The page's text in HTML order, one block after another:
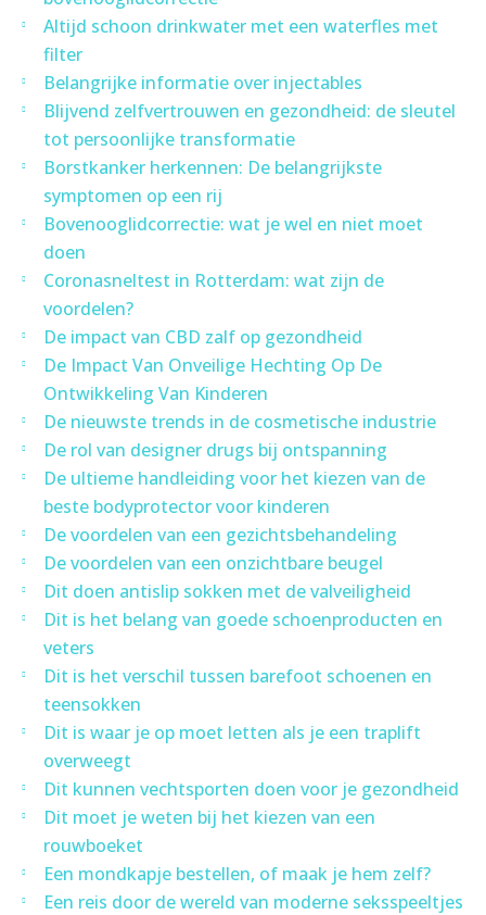
Altijd schoon drinkwater met een waterfles met
filter
Belangrijke informatie over injectables
Blijvend zelfvertrouwen en gezondheid: de sleutel
tot persoonlijke transformatie
Borstkanker herkennen: De belangrijkste
symptomen op een rij
Bovenooglidcorrectie: wat je wel en niet moet
doen
Coronasneltest in Rotterdam: wat zijn de
voordelen?
De impact van CBD zalf op gezondheid
De Impact Van Onveilige Hechting Op De
Ontwikkeling Van Kinderen
De nieuwste trends in de cosmetische industrie
De rol van designer drugs bij ontspanning
De ultieme handleiding voor het kiezen van de
beste bodyprotector voor kinderen
De voordelen van een gezichtsbehandeling
De voordelen van een onzichtbare beugel
Dit doen antislip sokken met de valveiligheid
Dit is het belang van goede schoenproducten en
veters
Dit is het verschil tussen barefoot schoenen en
teensokken
Dit is waar je op moet letten als je een traplift
overweegt
Dit kunnen vechtsporten doen voor je gezondheid
Dit moet je weten bij het kiezen van een
rouwboeket
Een mondkapje bestellen, of maak je hem zelf?
Een reis door de wereld van moderne seksspeeltjes